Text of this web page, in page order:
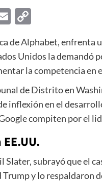
Email
de Alphabet, enfrenta
Unidos la demandó
la competencia en
de Distrito en
inflexión en el
compiten por el
Slater, subrayó que el
y lo respaldaron